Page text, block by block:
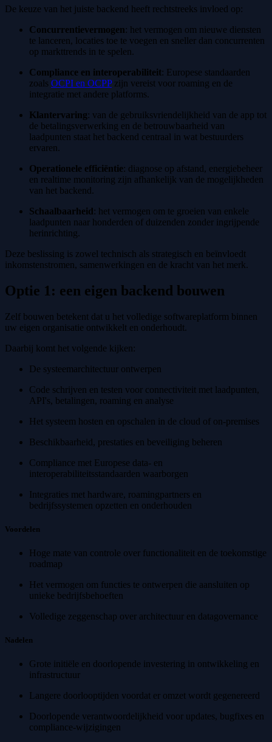
De keuze van het juiste backend heeft rechtstreeks invloed op:
Concurrentievermogen: het vermogen om nieuwe diensten
te lanceren, locaties toe te voegen en sneller dan concurrenten
op markttrends in te spelen.
Compliance en interoperabiliteit: Europese standaarden
zoals OCPI en OCPPzijn vereist voor roaming en de
integratie met andere platforms.
Klantervaring: van de gebruiksvriendelijkheid van de app tot
de betalingsverwerking en de betrouwbaarheid van
laadpunten staat het backend centraal in wat bestuurders
ervaren.
Operationele efficiëntie: diagnose op afstand, energiebeheer
en realtime monitoring zijn afhankelijk van de mogelijkheden
van het backend.
Schaalbaarheid: het vermogen om te groeien van enkele
laadpunten naar honderden of duizenden zonder ingrijpende
herinrichting.
Deze beslissing is zowel technisch als strategisch en beïnvloedt
inkomstenstromen, samenwerkingen en de kracht van het merk.
Optie 1: een eigen backend bouwen
Zelf bouwen betekent dat u het volledige softwareplatform binnen
uw eigen organisatie ontwikkelt en onderhoudt.
Daarbij komt het volgende kijken:
De systeemarchitectuur ontwerpen
Code schrijven en testen voor connectiviteit met laadpunten,
API's, betalingen, roaming en analyse
Het systeem hosten en opschalen in de cloud of on-premises
Beschikbaarheid, prestaties en beveiliging beheren
Compliance met Europese data- en
interoperabiliteitsstandaarden waarborgen
Integraties met hardware, roamingpartners en
bedrijfssystemen opzetten en onderhouden
Voordelen
Hoge mate van controle over functionaliteit en de toekomstige
roadmap
Het vermogen om functies te ontwerpen die aansluiten op
unieke bedrijfsbehoeften
Volledige zeggenschap over architectuur en datagovernance
Nadelen
Grote initiële en doorlopende investering in ontwikkeling en
infrastructuur
Langere doorlooptijden voordat er omzet wordt gegenereerd
Doorlopende verantwoordelijkheid voor updates, bugfixes en
compliance-wijzigingen